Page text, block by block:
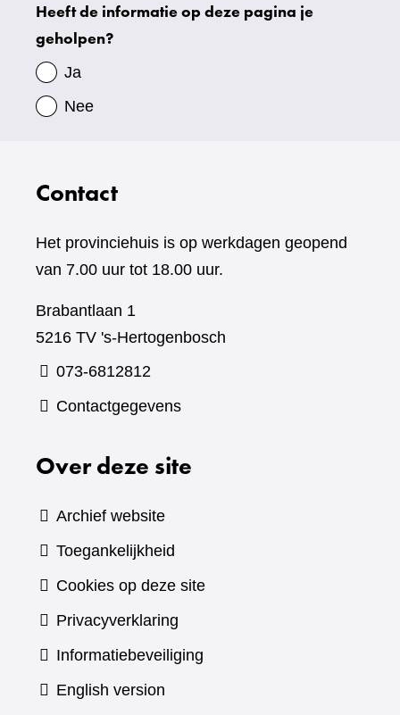
Uw
gegevens
Heeft de informatie op deze pagina je
geholpen?
Ja
Nee
Contact
Het provinciehuis is op werkdagen geopend
van 7.00 uur tot 18.00 uur.
Brabantlaan 1
5216 TV 's-Hertogenbosch
073-6812812
Contactgegevens
Over deze site
Archief website
Toegankelijkheid
Cookies op deze site
Privacyverklaring
Informatiebeveiliging
English version